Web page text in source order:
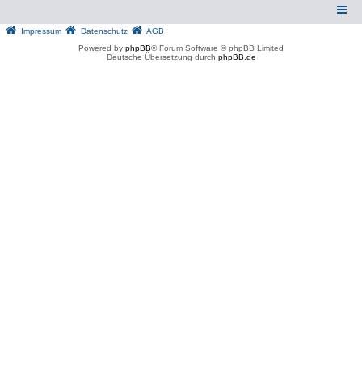
Impressum Datenschutz
AGB
Powered by phpBB® Forum Software © phpBB Limited
Deutsche Übersetzung durch phpBB.de